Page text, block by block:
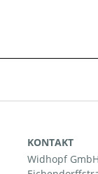
KONTAKT
Widhopf GmbH